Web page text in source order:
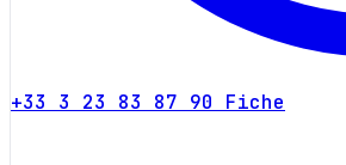
+33 3 23 83 87 90 Fiche